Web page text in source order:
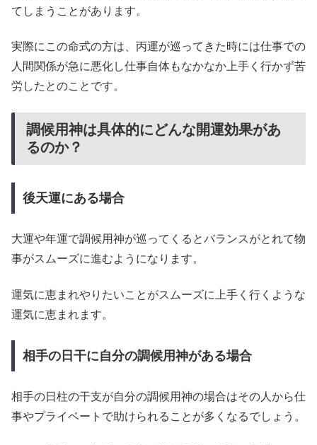
てしまうことがあります。
実際にこの命式の方は、丙運が巡ってきた時には仕事での
人間関係が急に悪化し仕事自体もなかなか上手く行かず苦
労したとのことです。
調候用神は具体的にどんな開運効果があ
るのか？
後天運にある場合
大運や年運で調候用神が巡ってくるとバランスがとれて物
事がスムーズに進むようになります。
運気に恵まれやりたいことがスムーズに上手く行くような
運気に恵まれます。
相手の日干に自分の調候用神がある場合
相手の日柱の干支が自分の調候用神の場合はその人から仕
事やプライベートで助けられることが多くなるでしょう。